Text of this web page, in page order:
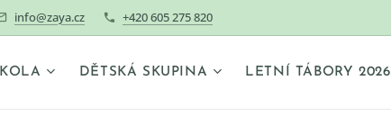
info@zaya.cz +420 605 275 820
DĚTSKÁ SKUPINA LETNÍ TÁBORY 2026